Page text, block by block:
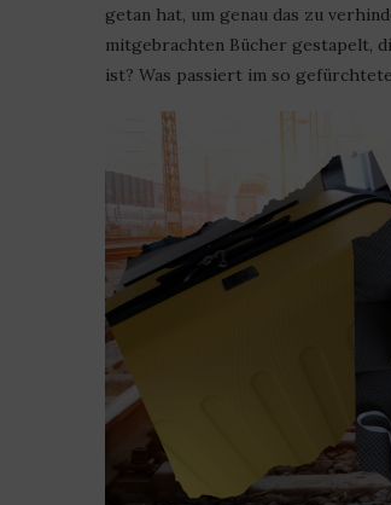
getan hat, um genau das zu
mitgebrachten Bücher gestapelt,
ist? Was passiert im so